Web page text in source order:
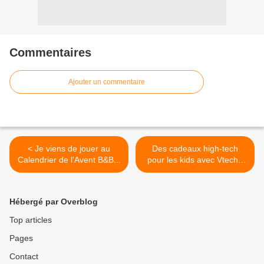
Commentaires
Ajouter un commentaire
< Je viens de jouer au
Calendrier de l'Avent B&B...
Des cadeaux high-tech
pour les kids avec Vtech -
un jeu Confidentielles.com
Hébergé par Overblog
Top articles
Pages
Contact